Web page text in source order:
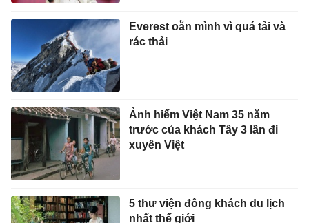
Everest oằn mình vì quá tải và
rác thải
Ảnh hiếm Việt Nam 35 năm
trước của khách Tây 3 lần đi
xuyên Việt
5 thư viện đông khách du lịch
nhất thế giới